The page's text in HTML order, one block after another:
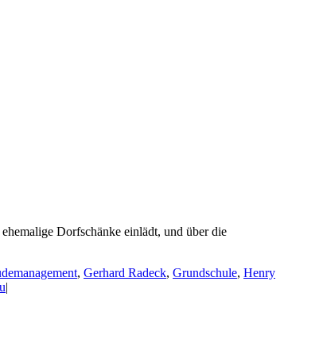
Dorfschänke einlädt, und über die
, Gerhard Radeck, Grundschule, Henry
|